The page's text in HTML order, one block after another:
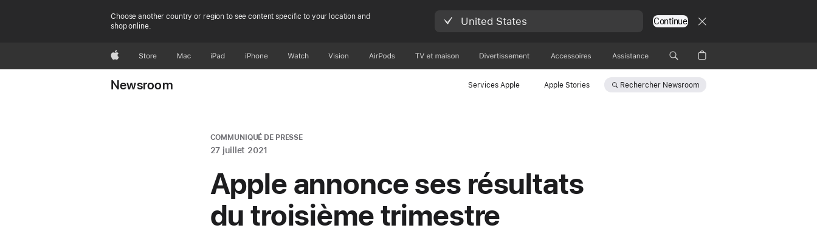
Choose another country or region to see content specific to your location and
shop online.
United States Continue
AppleStore Mac iPad iPhone Watch Vision AirPods TV et maison Divertissement Accessoires Assistance
Newsroom Services Apple Apple Stories Rechercher Newsroom
COMMUNIQUÉ DE PRESSE
27 juillet 2021
Apple annonce ses résultats
du troisième trimestre